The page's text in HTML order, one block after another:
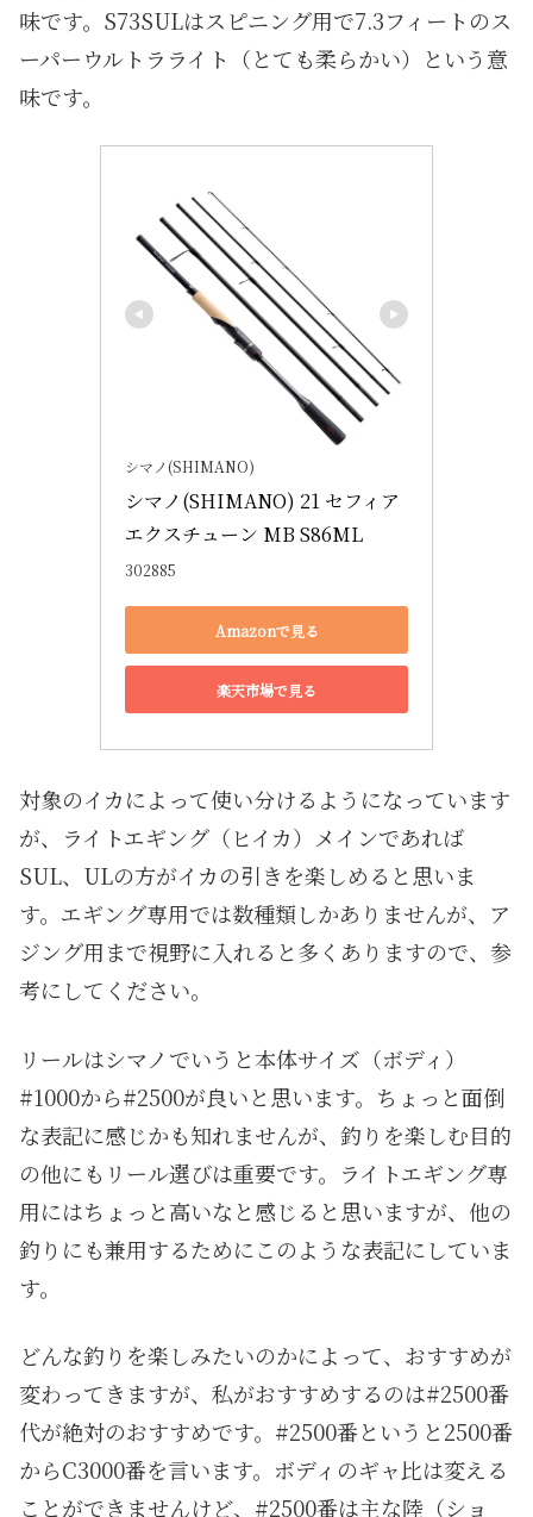
味です。S73SULはスピニング用で7.3フィートのス
ーパーウルトラライト（とても柔らかい）という意
味です。
シマノ(SHIMANO)
シマノ(SHIMANO) 21 セフィア
エクスチューン MB S86ML
302885
Amazonで見る
楽天市場で見る
対象のイカによって使い分けるようになっています
が、ライトエギング（ヒイカ）メインであれば
SUL、ULの方がイカの引きを楽しめると思いま
す。エギング専用では数種類しかありませんが、ア
ジング用まで視野に入れると多くありますので、参
考にしてください。
リールはシマノでいうと本体サイズ（ボディ）
#1000から#2500が良いと思います。ちょっと面倒
な表記に感じかも知れませんが、釣りを楽しむ目的
の他にもリール選びは重要です。ライトエギング専
用にはちょっと高いなと感じると思いますが、他の
釣りにも兼用するためにこのような表記にしていま
す。
どんな釣りを楽しみたいのかによって、おすすめが
変わってきますが、私がおすすめするのは#2500番
代が絶対のおすすめです。#2500番というと2500番
からC3000番を言います。ボディのギャ比は変える
ことができませんけど、#2500番は主な陸（ショ